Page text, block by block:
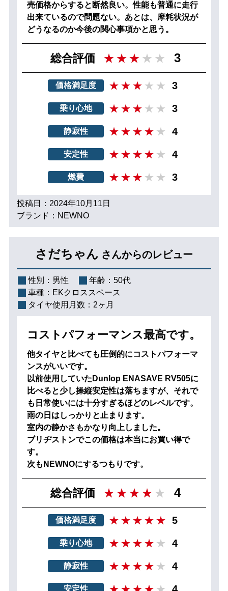
売価格からすると断然良い。性能も普通に走行
出来ているので問題ない。あとは、摩耗状況が
どうなるのか今後の関心事項かと思う。
総合評価 3
価格満足度 3
乗り心地 3
静寂性 4
安定性 4
燃費 3
投稿日：2024年10月11日
ブランド：NEWNO
さだちゃん さんからのレビュー
性別： 男性 年齢： 50代
車種： EKクロススペース
タイヤ使用月数： 2ヶ月
コストパフォーマンス最高です。
他タイヤと比べても圧倒的にコストパフォーマ
ンスがいいです。
以前使用していたDunlop ENASAVE RV505に
比べると少し操縦安定性は落ちますが、それで
も日常使いには十分すぎるほどのレベルです。
雨の日はしっかりと止まります。
室内の静かさもかなり向上しました。
ブリヂストンでこの価格は本当にお買い得で
す。
次もNEWNOにするつもりです。
総合評価 4
価格満足度 5
乗り心地 4
静寂性 4
安定性